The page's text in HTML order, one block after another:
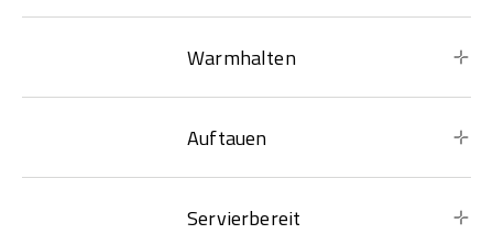
Warmhalten
Auftauen
Servierbereit